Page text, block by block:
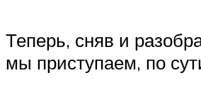
Теперь, сняв и
мы приступаем, по